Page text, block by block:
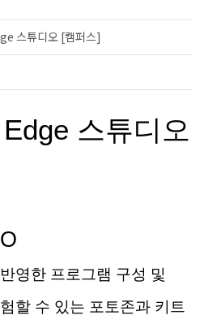
스튜디오 [캠퍼스]
스튜디오
영한 프로그램 구성 및
할 수 있는 포토존과 키트